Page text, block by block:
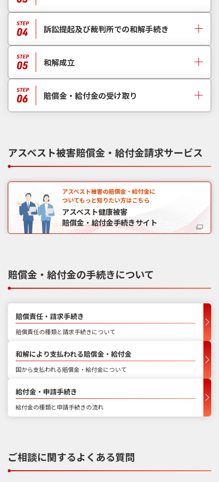
訴訟提起及び裁判所での和解手続き
和解成立
賠償金・給付金の受け取り
アスベスト被害賠償金・給付金請求サービス
アスベスト被害の賠償金・給付金に
ついてもっと知りたい方はこちら
アスベスト健康被害
賠償金・給付金手続きサイト
賠償金・給付金の手続きについて
賠償責任・請求手続き
賠償責任の種類と請求手続きについて
和解により支払われる賠償金・給付金
国から支払われる賠償金・給付金について
給付金・申請手続き
給付金の種類と申請手続きの流れ
ご相談に関するよくある質問